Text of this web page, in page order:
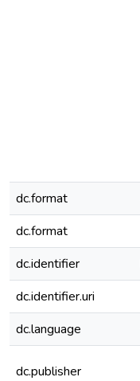
dc.format
dc.format
dc.identifier
dc.identifier.uri
dc.language
dc.publisher